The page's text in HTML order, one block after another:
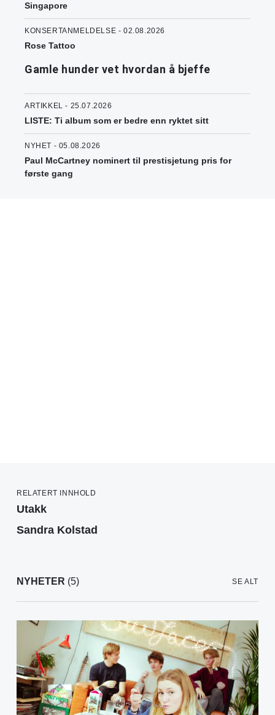
Singapore
KONSERTANMELDELSE - 02.08.2026
Rose Tattoo
Gamle hunder vet hvordan å bjeffe
ARTIKKEL - 25.07.2026
LISTE: Ti album som er bedre enn ryktet sitt
NYHET - 05.08.2026
Paul McCartney nominert til prestisjetung pris for
første gang
RELATERT INNHOLD
Utakk
Sandra Kolstad
NYHETER (5) SE ALT